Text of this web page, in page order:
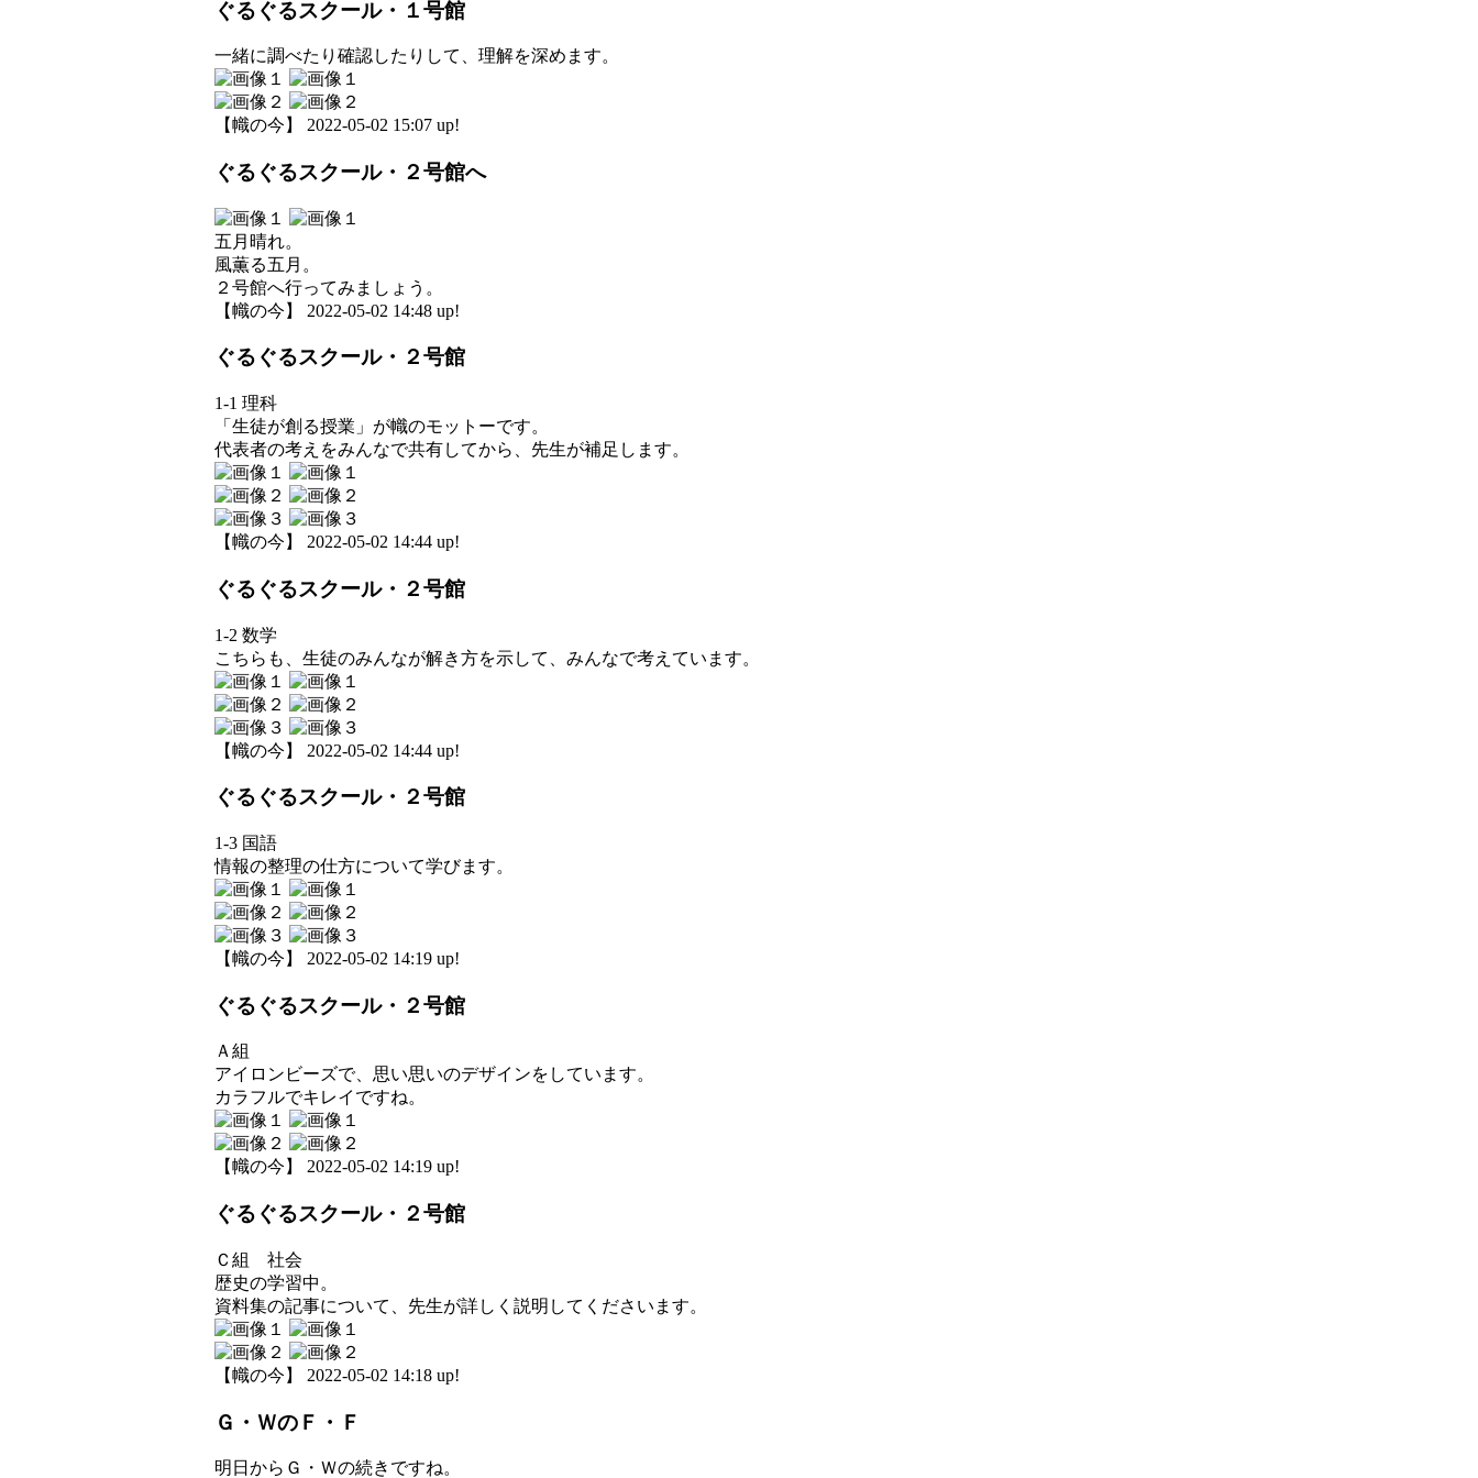
ぐるぐるスクール・１号館
一緒に調べたり確認したりして、理解を深めます。
【幟の今】 2022-05-02 15:07 up!
ぐるぐるスクール・２号館へ
五月晴れ。
風薫る五月。
２号館へ行ってみましょう。
【幟の今】 2022-05-02 14:48 up!
ぐるぐるスクール・２号館
1-1 理科
「生徒が創る授業」が幟のモットーです。
代表者の考えをみんなで共有してから、先生が補足します。
【幟の今】 2022-05-02 14:44 up!
ぐるぐるスクール・２号館
1-2 数学
こちらも、生徒のみんなが解き方を示して、みんなで考えています。
【幟の今】 2022-05-02 14:44 up!
ぐるぐるスクール・２号館
1-3 国語
情報の整理の仕方について学びます。
【幟の今】 2022-05-02 14:19 up!
ぐるぐるスクール・２号館
Ａ組
アイロンビーズで、思い思いのデザインをしています。
カラフルでキレイですね。
【幟の今】 2022-05-02 14:19 up!
ぐるぐるスクール・２号館
Ｃ組 社会
歴史の学習中。
資料集の記事について、先生が詳しく説明してくださいます。
【幟の今】 2022-05-02 14:18 up!
Ｇ・ＷのＦ・Ｆ
明日からＧ・Ｗの続きですね。